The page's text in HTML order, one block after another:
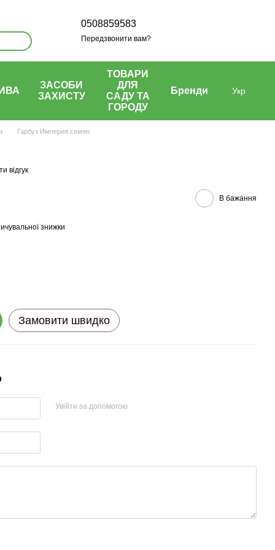
0508859583
Передзвонити вам?
ЗАСОБИ
ЗАХИСТУ
ТОВАРИ
ДЛЯ
САДУ ТА
ГОРОДУ
Бренди Укр
Гарбуз Империя семян
відгук
В бажання
знижки
Замовити швидко
Увійти за допомогою